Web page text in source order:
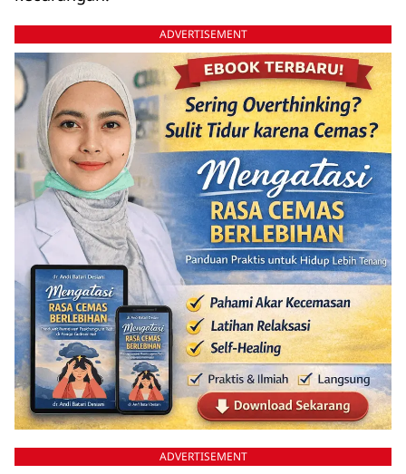
ADVERTISEMENT
ADVERTISEMENT